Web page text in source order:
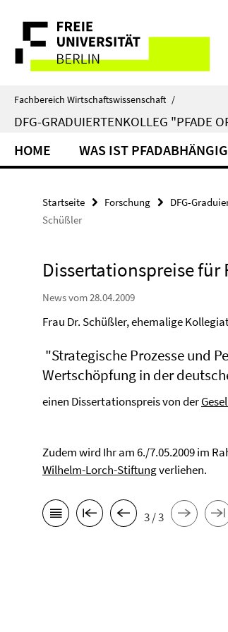
direkt
Inhalt
Service-
Navigation
Fachbereich Wirtschaftswissenschaft /
DFG-GRADUIERTENKOLLEG "PFADE
HOME WAS IST
Startseite Forschung DFG-
Schüßler
Dissertationspreise für
News vom 28.04.2009
Frau Dr. Schüßler, ehemalige
"Strategische Prozesse und
Wertschöpfung in der
einen Dissertationspreis von der
Zudem wird Ihr am 6./7.05.2009 im
Wilhelm-Lorch-Stiftungverliehen.
3 / 3